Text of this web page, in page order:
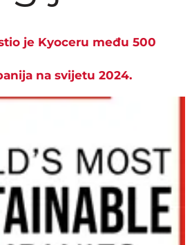
je Kyoceru među 500
na svijetu 2024.